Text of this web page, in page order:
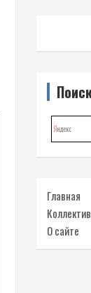
Главная
Коллектив
О сайте